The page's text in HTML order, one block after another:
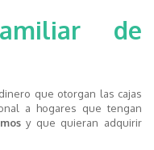
de
que otorgan las cajas
a hogares que tengan
y que quieran adquirir